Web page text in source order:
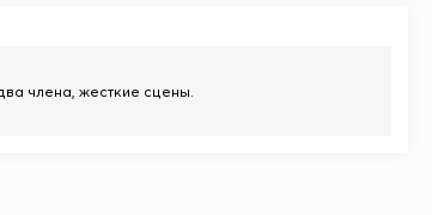
члена, жесткие сцены.